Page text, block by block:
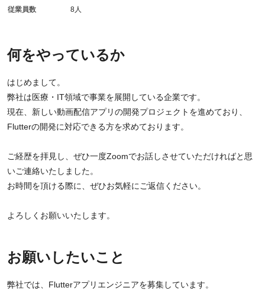
何をやっているか
はじめまして。
弊社は医療・IT領域で事業を展開している企業です。
現在、新しい動画配信アプリの開発プロジェクトを進めており、
Flutterの開発に対応できる方を求めております。
ご経歴を拝見し、ぜひ一度Zoomでお話しさせていただければと思
いご連絡いたしました。
お時間を頂ける際に、ぜひお気軽にご返信ください。
よろしくお願いいたします。
お願いしたいこと
弊社では、Flutterアプリエンジニアを募集しています。
従業員数 8人